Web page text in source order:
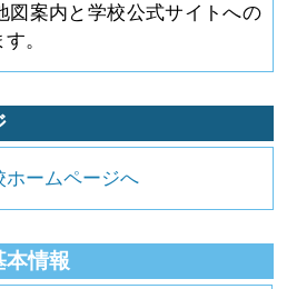
図案内と学校公式サイトへの
。
ホームページへ
情報